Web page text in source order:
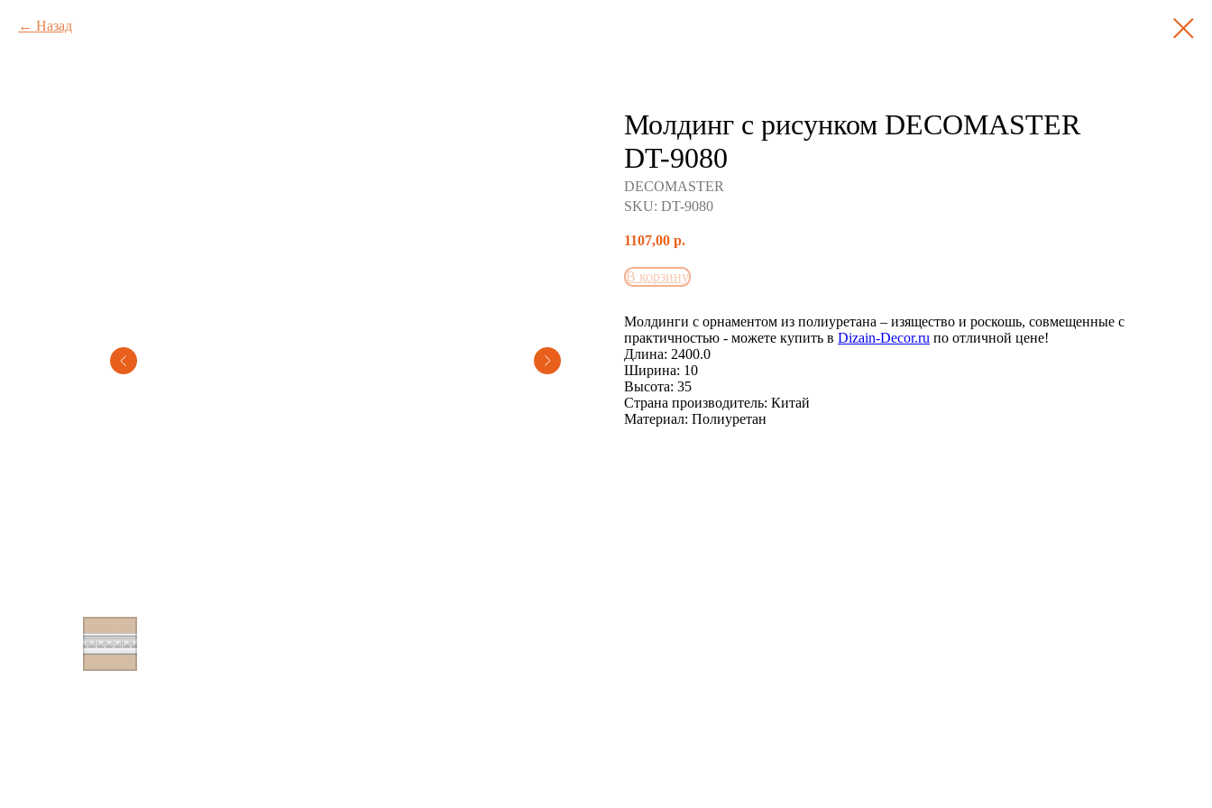
Назад
Молдинг с рисунком DECOMASTER
DT-9080
DECOMASTER
SKU: DT-9080
1107,00 р.
В корзину
Молдинги с орнаментом из полиуретана – изящество и роскошь, совмещенные с
практичностью - можете купить в Dizain-Decor.ru по отличной цене!
Длина: 2400.0
Ширина: 10
Высота: 35
Страна производитель: Китай
Материал: Полиуретан